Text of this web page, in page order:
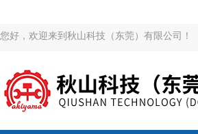
您好，欢迎来到秋山科技（东莞）有限公司！